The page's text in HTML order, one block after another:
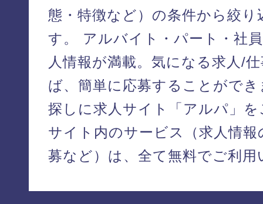
態・特徴など）の条件から絞
す。 アルバイト・パート・社
人情報が満載。気になる求人/
ば、簡単に応募することがで
探しに求人サイト「アルパ」
サイト内のサービス（求人情
募など）は、全て無料でご利